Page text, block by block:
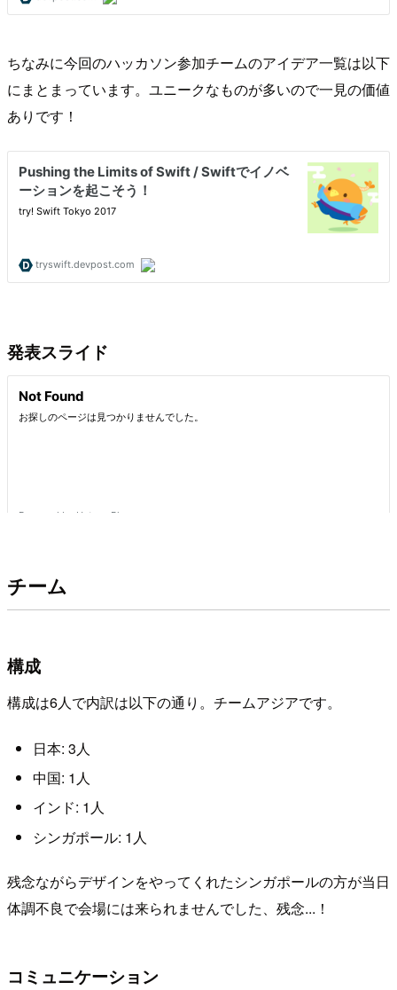
ちなみに今回のハッカソン参加チームのアイデア一覧は以下
にまとまっています。ユニークなものが多いので一見の価値
ありです！
発表スライド
チーム
構成
構成は6人で内訳は以下の通り。チームアジアです。
日本: 3人
中国: 1人
インド: 1人
シンガポール: 1人
残念ながらデザインをやってくれたシンガポールの方が当日
体調不良で会場には来られませんでした、残念...！
コミュニケーション